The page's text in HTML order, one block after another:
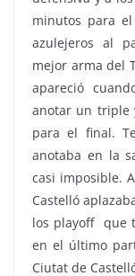
minutos para
azulejeros al
mejor arma del
apareció
anotar un triple
para el final.
anotaba en la
casi imposible.
Castelló
los playoff que
en el último
Ciutat de